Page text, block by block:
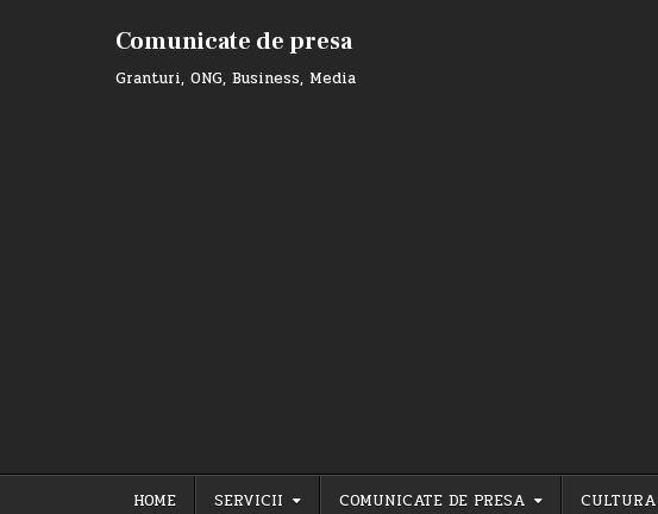
Comunicate de presa
Granturi, ONG, Business, Media
HOME SERVICII COMUNICATE DE PRESA CULTURA